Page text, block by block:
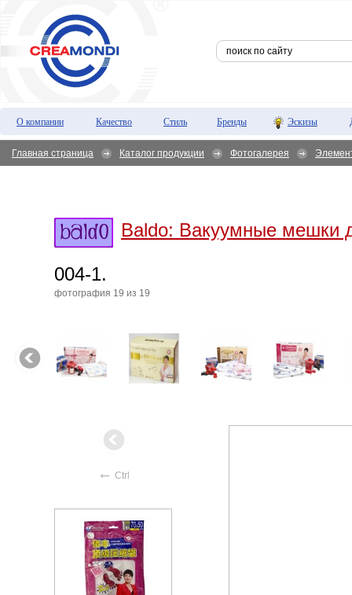
О компании Качество Стиль Бренды Эскизы
Главная страница Каталог продукции Фотогалерея
Baldo: Вакуумные мешки
004-1.
фотография 19 из 19
← Ctrl